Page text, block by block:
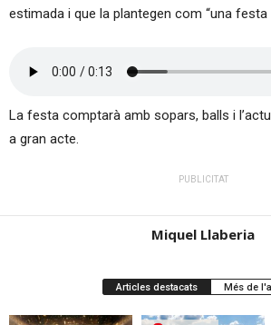
estimada i que la plantegen com “una festa
La festa comptarà amb sopars, balls i
a gran acte.
PUBLICITAT
Miquel Llaberia
Articles destacats Més de